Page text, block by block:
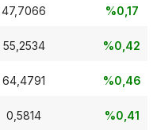
47,7066 %0,17
55,2534 %0,42
64,4791 %0,46
0,5814 %0,41